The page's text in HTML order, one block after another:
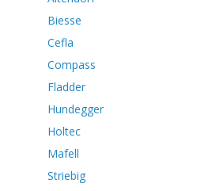
Biesse
Cefla
Compass
Fladder
Hundegger
Holtec
Mafell
Striebig